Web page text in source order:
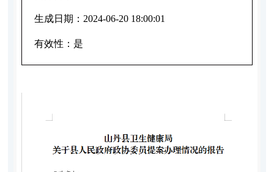
生成日期： 2024-06-20 18:00:01
有效性： 是